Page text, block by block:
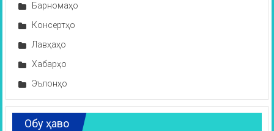
Барномаҳо
Консертҳо
Лавҳаҳо
Хабарҳо
Эълонҳо
Обу ҳаво